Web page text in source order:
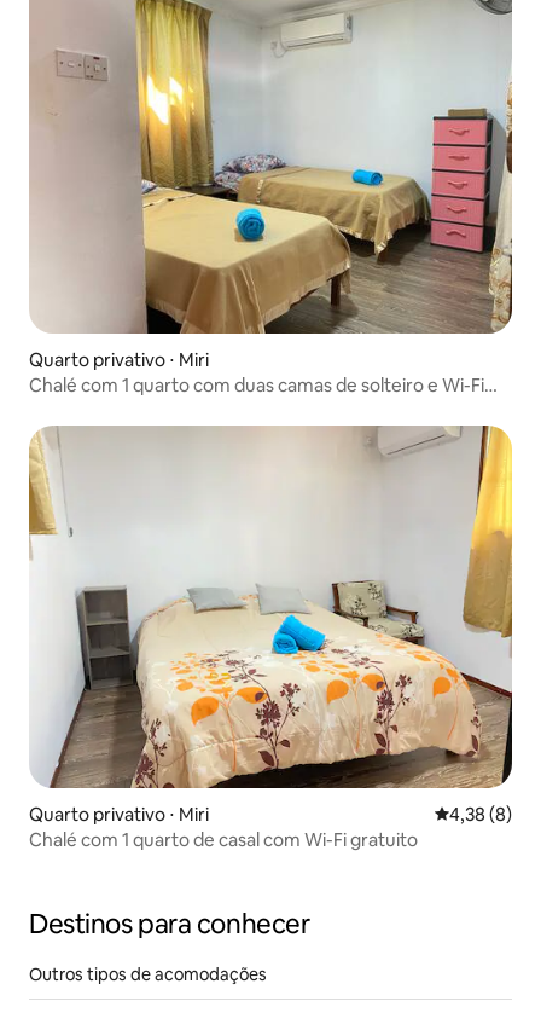
Quarto privativo ⋅ Miri
Chalé com 1 quarto com duas camas de solteiro e Wi-Fi
Quarto privativo ⋅ Miri 4,38 de uma
4,38 (8)
Chalé com 1 quarto de casal com Wi-Fi gratuito
Destinos para conhecer
Outros tipos de acomodações